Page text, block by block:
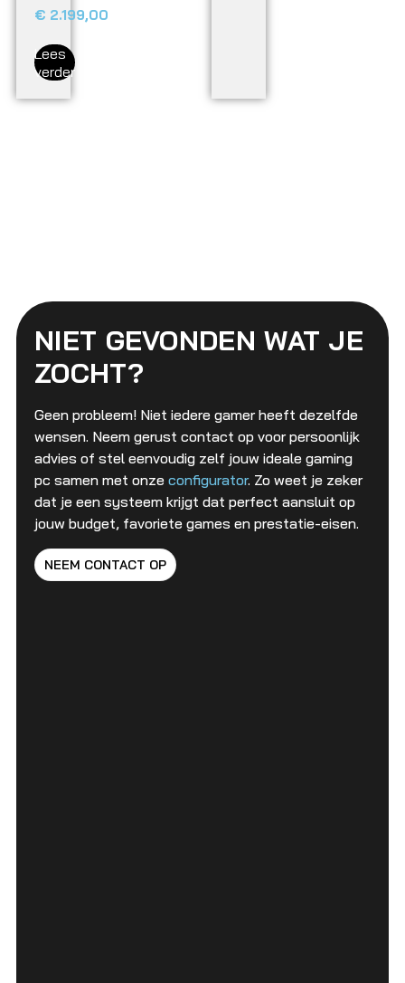
€ 2.199,00
Lees
verder
NIET GEVONDEN WAT JE
ZOCHT?
Geen probleem! Niet iedere gamer heeft dezelfde
wensen. Neem gerust contact op voor persoonlijk
advies of stel eenvoudig zelf jouw ideale gaming
pc samen met onze configurator. Zo weet je zeker
dat je een systeem krijgt dat perfect aansluit op
jouw budget, favoriete games en prestatie-eisen.
NEEM CONTACT OP